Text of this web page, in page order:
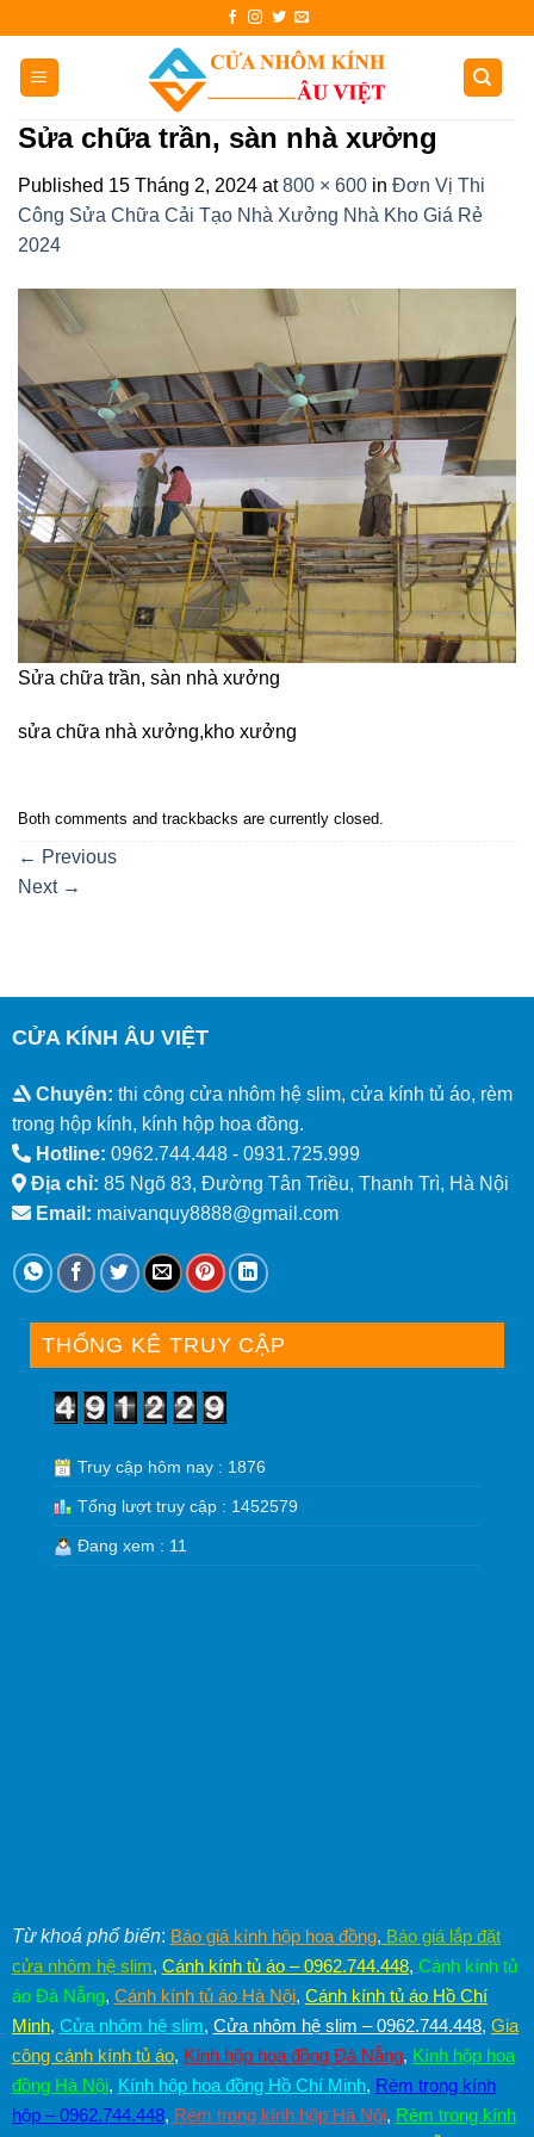
content
Sửa chữa trần, sàn nhà xưởng
Published 15 Tháng 2, 2024 at800 × 600 in Đơn Vị Thi
Công Sửa Chữa Cải Tạo Nhà Xưởng Nhà Kho Giá Rẻ
2024
Sửa chữa trần, sàn nhà xưởng
sửa chữa nhà xưởng,kho xưởng
Both comments and trackbacks are currently closed.
← Previous
Next →
CỬA KÍNH ÂU VIỆT
Chuyên: thi công cửa nhôm hệ slim, cửa kính tủ áo, rèm
trong hộp kính, kính hộp hoa đồng.
Hotline: 0962.744.448 - 0931.725.999
Địa chỉ: 85 Ngõ 83, Đường Tân Triều, Thanh Trì, Hà Nội
Email: maivanquy8888@gmail.com
THỐNG KÊ TRUY CẬP
Truy cập hôm nay : 1876
Tổng lượt truy cập : 1452579
Đang xem : 11
Từ khoá phổ biến: Báo giá kính hộp hoa đồng, Báo giá lắp đặt
cửa nhôm hệ slim, Cánh kính tủ áo – 0962.744.448, Cánh kính tủ
áo Đà Nẵng, Cánh kính tủ áo Hà Nội, Cánh kính tủ áo Hồ Chí
Minh, Cửa nhôm hệ slim, Cửa nhôm hệ slim – 0962.744.448, Gia
công cánh kính tủ áo, Kính hộp hoa đồng Đà Nẵng, Kính hộp hoa
đồng Hà Nội, Kính hộp hoa đồng Hồ Chí Minh, Rèm trong kính
hộp – 0962.744.448, Rèm trong kính hộp Hà Nội, Rèm trong kính